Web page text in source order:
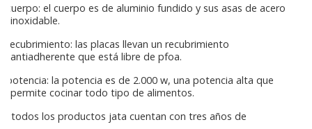
cuerpo: el cuerpo es de aluminio fundido y sus asas de acero
inoxidable.
recubrimiento: las placas llevan un recubrimiento
antiadherente que está libre de pfoa.
potencia: la potencia es de 2.000 w, una potencia alta que
permite cocinar todo tipo de alimentos.
: todos los productos jata cuentan con tres años de